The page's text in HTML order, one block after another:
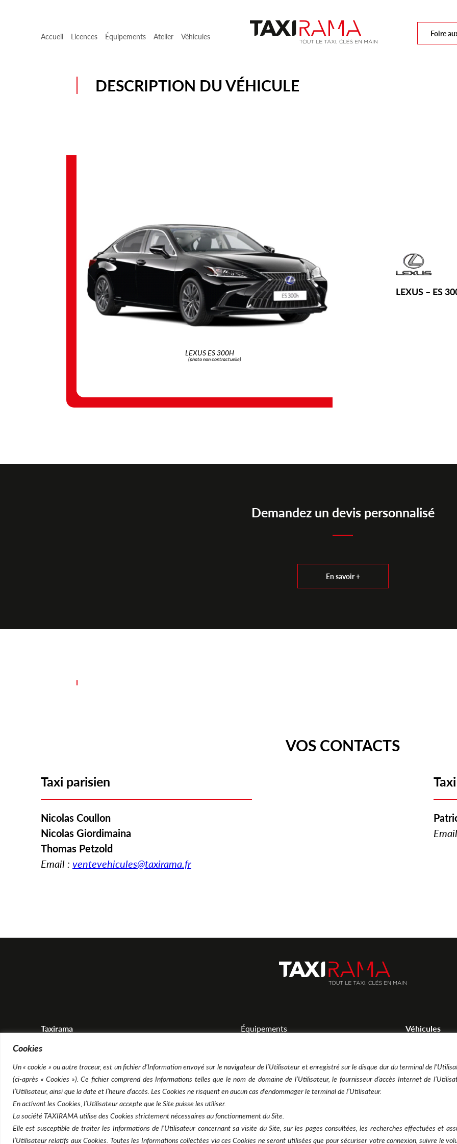
Cookies
Un « cookie » ou autre traceur, est un fichier d’Information envoyé sur le navigateur de l’Utilisateur et enregistré sur le disque dur du terminal de
(ci-après « Cookies »). Ce fichier comprend des Informations telles que le nom de domaine de l’Utilisateur, le fournisseur d’accès Internet de
l’Utilisateur, ainsi que la date et l’heure d’accès. Les Cookies ne risquent en aucun cas d’endommager le terminal de l’Utilisateur.
En activant les Cookies, l’Utilisateur accepte que le Site puisse les utiliser.
La société TAXIRAMA utilise des Cookies strictement nécessaires au fonctionnement du Site.
Elle est susceptible de traiter les Informations de l’Utilisateur concernant sa visite du Site, sur les pages consultées, les recherches effectuées et
l’Utilisateur relatifs aux Cookies. Toutes les Informations collectées via ces Cookies ne seront utilisées que pour sécuriser votre connexion, suivre le
Accueil Licences Équipements Atelier Véhicules Foire
DESCRIPTION DU VÉHICULE
LEXUS ES 300H
(photo non contractuelle)
LEXUS – ES
Demandez un devis personnalisé
En savoir +
VOS CONTACTS
Taxi parisien
Nicolas Coullon
Nicolas Giordimaina
Thomas Petzold
Email : ventevehicules@taxirama.fr
Taxirama
8 rue de Belfort 92110 Clichy
contact@taxirama.fr
Tél : 01.41.27.66.67
Équipements
Rendez-vous Atelier
Foire aux questions
Véhicules
Financer un
Une filiale du Groupe Rousselet